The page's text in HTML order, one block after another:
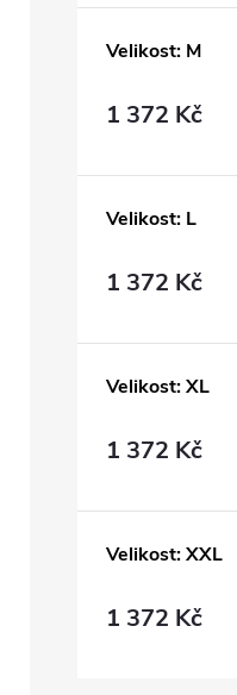
Velikost: M
1 372 Kč
Velikost: L
1 372 Kč
Velikost: XL
1 372 Kč
Velikost: XXL
1 372 Kč